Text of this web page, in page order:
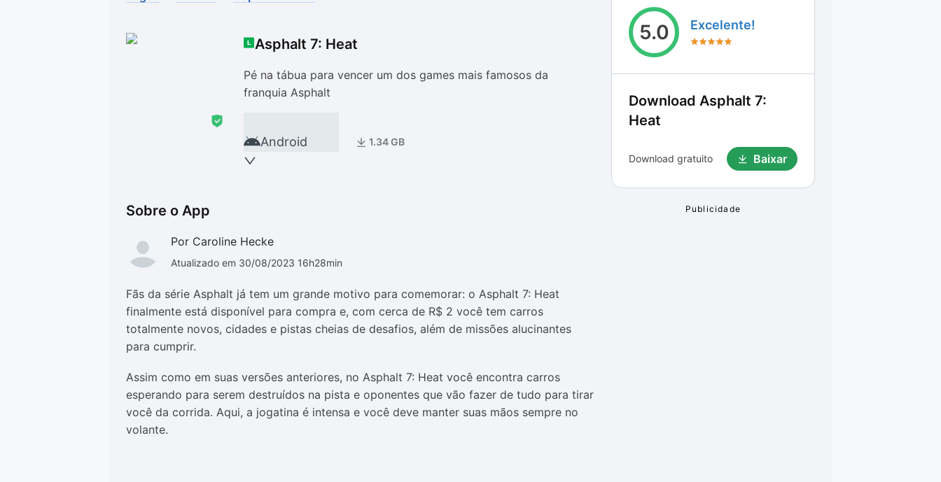
Asphalt 7: Heat
Pé na tábua para vencer um dos games mais famosos da
franquia Asphalt
Android 1.34 GB
Sobre o App
Por Caroline Hecke
Atualizado em 30/08/2023 16h28min
Fãs da série Asphalt já tem um grande motivo para comemorar: o Asphalt 7: Heat
finalmente está disponível para compra e, com cerca de R$ 2 você tem carros
totalmente novos, cidades e pistas cheias de desafios, além de missões alucinantes
para cumprir.
Assim como em suas versões anteriores, no Asphalt 7: Heat você encontra carros
esperando para serem destruídos na pista e oponentes que vão fazer de tudo para tirar
você da corrida. Aqui, a jogatina é intensa e você deve manter suas mãos sempre no
volante.
5.0 Excelente!
Download Asphalt 7:
Heat
Download gratuito Baixar